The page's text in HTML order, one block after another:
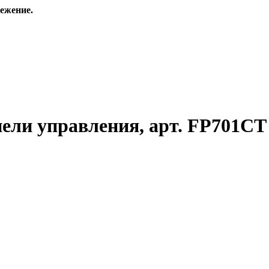
управления, арт. FP701CT